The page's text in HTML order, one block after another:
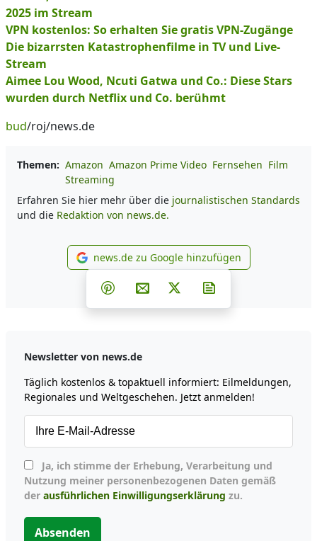
2025 im Stream
VPN kostenlos: So erhalten Sie gratis VPN-Zugänge
Die bizarrsten Katastrophenfilme in TV und Live-
Stream
Aimee Lou Wood, Ncuti Gatwa und Co.: Diese Stars
wurden durch Netflix und Co. berühmt
bud/roj/news.de
Themen: Amazon Amazon Prime Video Fernsehen Film
Streaming
Erfahren Sie hier mehr über die journalistischen Standards
und die Redaktion von news.de.
news.de zu Google
news.de zu Google hinzufügen
Teilen auf Facebook
Teilen auf Whatsapp
Teilen auf Telegram
Teilen auf Pinterest
Per E-Mail teilen
Post auf X
Newsletter von news.de
Täglich kostenlos & topaktuell informiert: Eilmeldungen,
Regionales und Weltgeschehen. Jetzt anmelden!
Nutzung meiner personenbezogenen Daten gemäß
der ausführlichen Einwilligungserklärung zu.
Absenden